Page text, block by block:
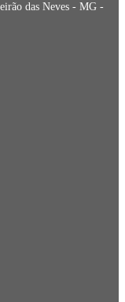
das Neves - MG -